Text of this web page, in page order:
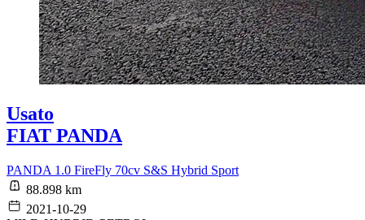
Usato
FIAT PANDA
PANDA 1.0 FireFly 70cv S&S Hybrid Sport
88.898 km
2021-10-29